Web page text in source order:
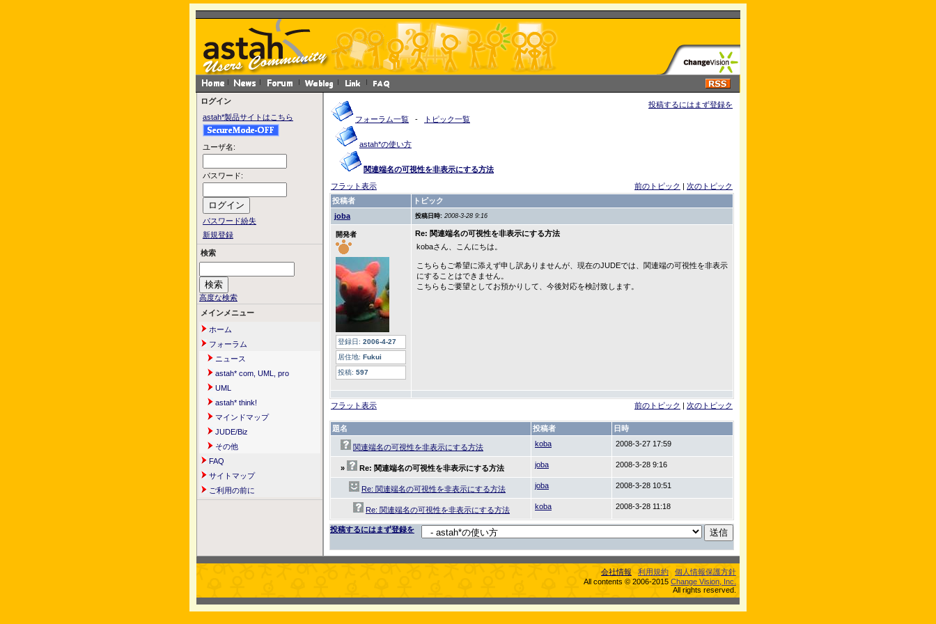
ログイン
astah*製品サイトはこちら
ユーザ名:
パスワード:
パスワード紛失
新規登録
検索
高度な検索
メインメニュー
ホーム
フォーラム
ニュース
astah* com, UML, pro
UML
astah* think!
マインドマップ
JUDE/Biz
その他
FAQ
サイトマップ
ご利用の前に
フォーラム一覧 - トピック一覧
astah*の使い方
関連端名の可視性を非表示にする方法
投稿するにはまず登録を
フラット表示 前のトピック | 次のトピック
投稿者
トピック
joba
投稿日時: 2008-3-28 9:16
開発者
登録日: 2006-4-27
居住地: Fukui
投稿: 597
Re: 関連端名の可視性を非表示にする方法
kobaさん、こんにちは。
こちらもご希望に添えず申し訳ありませんが、現在のJUDEでは、関連端の可視性を非表示
にすることはできません。
こちらもご要望としてお預かりして、今後対応を検討致します。
フラット表示 前のトピック | 次のトピック
題名 投稿者 日時
関連端名の可視性を非表示にする方法 koba 2008-3-27 17:59
» Re: 関連端名の可視性を非表示にする方法 joba 2008-3-28 9:16
Re: 関連端名の可視性を非表示にする方法 joba 2008-3-28 10:51
Re: 関連端名の可視性を非表示にする方法 koba 2008-3-28 11:18
投稿するにはまず登録を
会社情報 利用規約
個人情報保護方針
All contents © 2006-2015 Change Vision, Inc.
All rights reserved.